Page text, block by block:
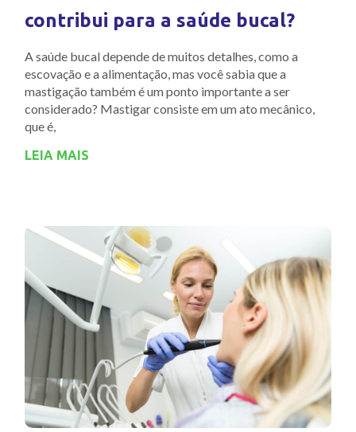
contribui para a saúde bucal?
A saúde bucal depende de muitos detalhes, como a
escovação e a alimentação, mas você sabia que a
mastigação também é um ponto importante a ser
considerado? Mastigar consiste em um ato mecânico,
que é,
LEIA MAIS